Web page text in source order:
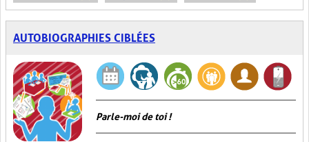
AUTOBIOGRAPHIES CIBLÉES
Parle-moi de toi !